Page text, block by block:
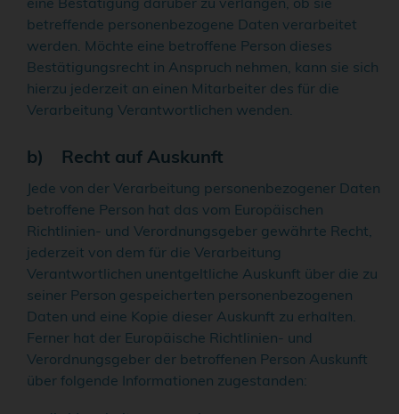
betreffende personenbezogene Daten verarbeitet
werden. Möchte eine betroffene Person dieses
Bestätigungsrecht in Anspruch nehmen, kann sie sich
hierzu jederzeit an einen Mitarbeiter des für die
Verarbeitung Verantwortlichen wenden.
b) Recht auf Auskunft
Jede von der Verarbeitung personenbezogener Daten
betroffene Person hat das vom Europäischen
Richtlinien- und Verordnungsgeber gewährte Recht,
jederzeit von dem für die Verarbeitung
Verantwortlichen unentgeltliche Auskunft über die zu
seiner Person gespeicherten personenbezogenen
Daten und eine Kopie dieser Auskunft zu erhalten.
Ferner hat der Europäische Richtlinien- und
Verordnungsgeber der betroffenen Person Auskunft
über folgende Informationen zugestanden: